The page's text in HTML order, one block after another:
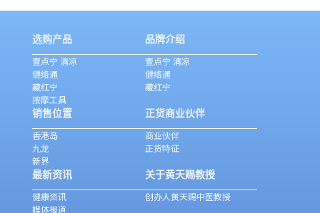
选购产品
壹点宁 清凉
健络通
藏红宁
按摩工具
品牌介绍
壹点宁 清凉
健络通
藏红宁
销售位置
香港岛
九龙
新界
正货商业伙伴
商业伙伴
正货特征
最新资讯
健康资讯
媒体报道
关于黄天赐教授
创办人黄天赐中医教授